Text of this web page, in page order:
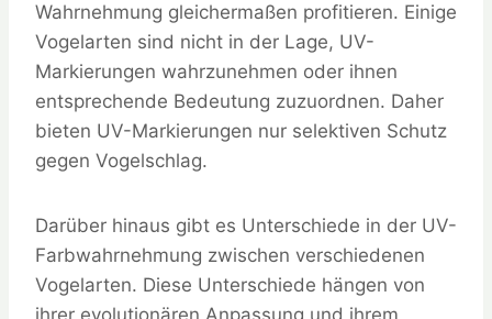
Wahrnehmung gleichermaßen profitieren. Einige
Vogelarten sind nicht in der Lage, UV-
Markierungen wahrzunehmen oder ihnen
entsprechende Bedeutung zuzuordnen. Daher
bieten UV-Markierungen nur selektiven Schutz
gegen Vogelschlag.
Darüber hinaus gibt es Unterschiede in der UV-
Farbwahrnehmung zwischen verschiedenen
Vogelarten. Diese Unterschiede hängen von